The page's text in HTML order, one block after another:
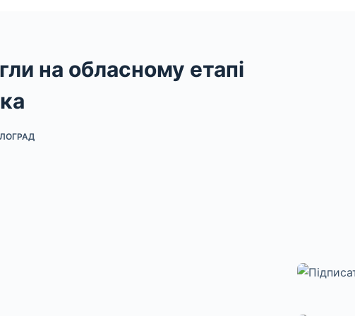
на обласному етапі